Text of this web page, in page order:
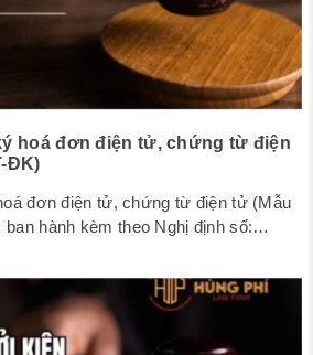
hoá đơn điện tử, chứng từ điện
ĐK)
đơn điện tử, chứng từ điện tử (Mẫu
hành kèm theo Nghị định số:
hồ sơ cần thiết để cá nhân hay tổ
đăng...